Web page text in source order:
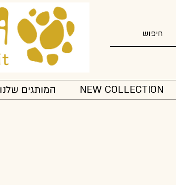
NEW COLLECTION המותגים שלנו